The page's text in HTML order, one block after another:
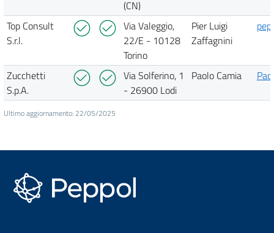
Ultimo aggiornamento: 22/05/2025
(CN)
Top Consult
S.r.l.
Via Valeggio,
22/E - 10128
Torino
Pier Luigi
Zaffagnini
Zucchetti
S.p.A.
Via Solferino, 1
- 26900 Lodi
Paolo Camia